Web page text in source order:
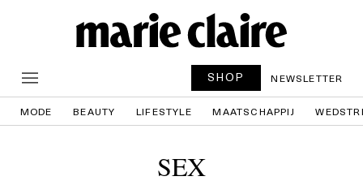
SHOP NEWSLETTER
MODE BEAUTY LIFESTYLE MAATSCHAPPIJ
SEX